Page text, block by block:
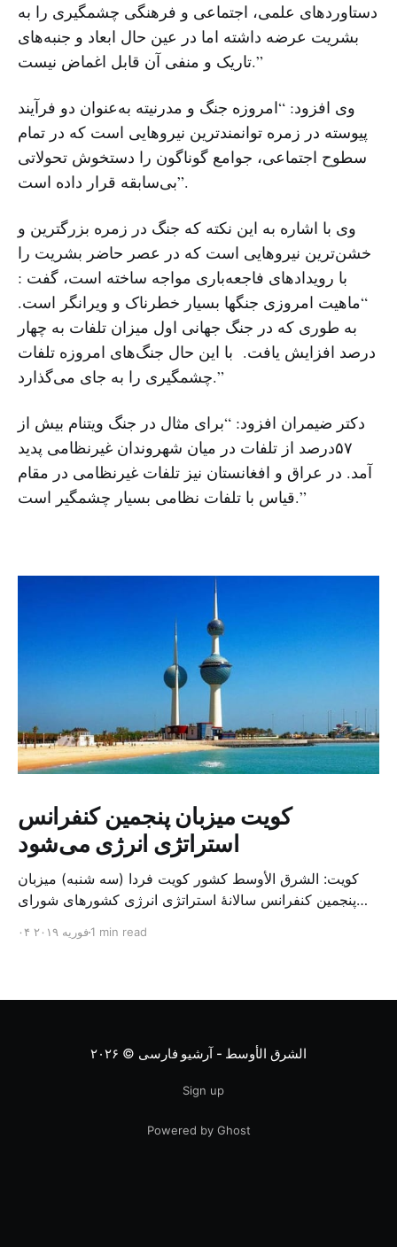
دستاوردهای علمی، اجتماعی و فرهنگی چشمگیری را به
بشریت عرضه داشته اما در عین حال ابعاد و جنبه‌های
تاریک و منفی آن قابل اغماض نیست.”
وی افزود: “امروزه جنگ و مدرنیته به‌عنوان دو فرآیند
پیوسته در زمره توانمندترین نیروهایی است که در تمام
سطوح اجتماعی، جوامع گوناگون را دستخوش تحولاتی
بی‌سابقه قرار داده است”.
وی با اشاره به این نکته که جنگ در زمره بزرگترین و
خشن‌ترین نیروهایی است که در عصر حاضر بشریت را
با رویدادهای فاجعه‌باری مواجه ساخته است، گفت :
“ماهیت امروزی جنگها بسیار خطرناک و ویرانگر است.
به طوری که در جنگ جهانی اول میزان تلفات به چهار
‌درصد افزایش یافت. با این حال جنگ‌های امروزه تلفات
چشمگیری را به جای می‌گذارد.”
دکتر ضیمران افزود: “برای مثال در جنگ ویتنام بیش از
۵۷درصد از تلفات در میان شهروندان غیرنظامی پدید
آمد. در عراق و افغانستان نیز تلفات غیرنظامی در مقام
قیاس با تلفات نظامی بسیار چشمگیر است.”
کویت میزبان پنجمین کنفرانس
استراتژی انرژی می‌شود
کویت: الشرق الأوسط کشور کویت فردا (سه شنبه) میزبان
پنجمین کنفرانس سالانهٔ استراتژی انرژی کشورهای شورای
متخصص از شرکت‌های جهانی نفت و گاز در این کنفرانس
۰۴ فوریه ۲۰۱۹1 min read
الشرق الأوسط - آرشیو فارسی © ۲۰۲۶
Sign up
Powered by Ghost